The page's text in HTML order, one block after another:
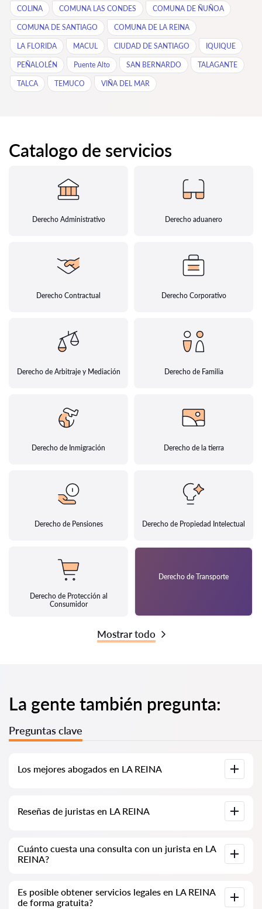
COLINA COMUNA LAS CONDES COMUNA DE ÑUÑOA
COMUNA DE SANTIAGO COMUNA DE LA REINA
LA FLORIDA MACUL CIUDAD DE SANTIAGO IQUIQUE
PEÑALOLÉN Puente Alto SAN BERNARDO TALAGANTE
TALCA TEMUCO VIÑA DEL MAR
Catalogo de servicios
Derecho Administrativo Derecho aduanero
Derecho Contractual Derecho Corporativo
Derecho de Arbitraje y Mediación Derecho de Familia
Derecho de Inmigración Derecho de la tierra
Derecho de Pensiones Derecho de Propiedad Intelectual
Derecho de Protección al
Consumidor
Derecho de Transporte
Mostrar todo
La gente también pregunta:
Preguntas clave
Los mejores abogados en LA REINA
REINA con información completa. Precios, reseñas, números
de teléfono y direcciones.
Reseñas de juristas en LA REINA
sobre los juristas. No eliminamos las reseñas negativas y no
hay posibilidad de manipularlas.
Cuánto cuesta una consulta con un jurista en LA
REINA?
40,000 CLP y puede aumentar (los precios pueden variar
según la complejidad de la pregunta y la forma de la
Es posible obtener servicios legales en LA REINA
de forma gratuita?